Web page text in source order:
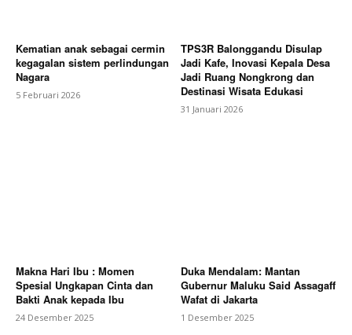
Kematian anak sebagai cermin
kegagalan sistem perlindungan
Nagara
5 Februari 2026
TPS3R Balonggandu Disulap
Jadi Kafe, Inovasi Kepala Desa
Jadi Ruang Nongkrong dan
Destinasi Wisata Edukasi
31 Januari 2026
Makna Hari Ibu : Momen
Spesial Ungkapan Cinta dan
Bakti Anak kepada Ibu
24 Desember 2025
Duka Mendalam: Mantan
Gubernur Maluku Said Assagaff
Wafat di Jakarta
1 Desember 2025